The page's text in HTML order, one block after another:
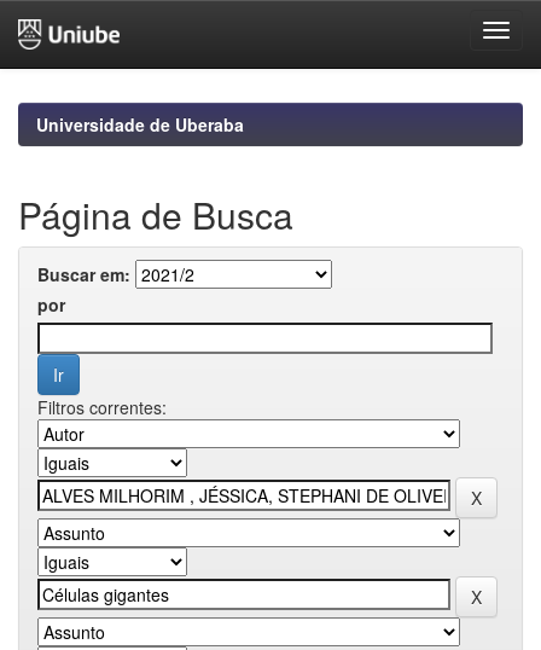
navigationUniversidade de Uberaba
Página de Busca
Buscar em:
por
Filtros correntes: